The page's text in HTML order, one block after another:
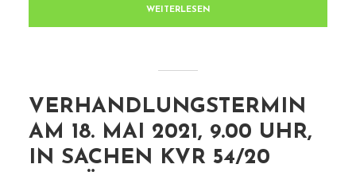
WEITERLESEN
VERHANDLUNGSTERMIN
AM 18. MAI 2021, 9.00 UHR,
IN SACHEN KVR 54/20